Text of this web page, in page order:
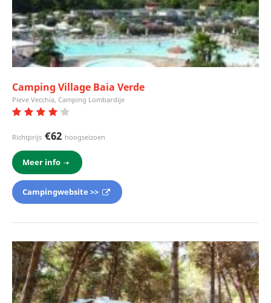
Camping Village Baia Verde
Pieve Vecchia, Camping Lombardije
Richtprijs €62 hoogseizoen
Meer info
Campingwebsite >>